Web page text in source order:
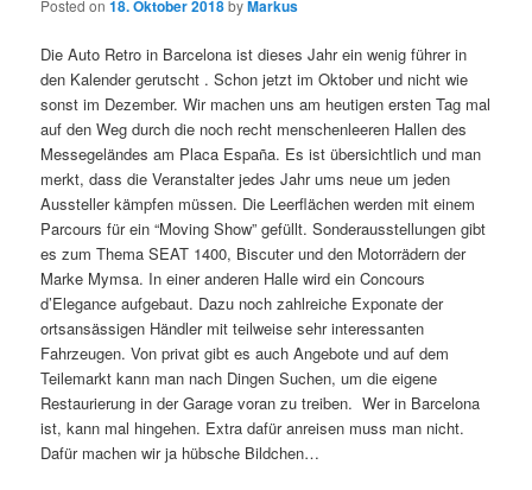
Posted on18. Oktober 2018byMarkus
Die Auto Retro in Barcelona ist dieses Jahr ein wenig führer in
den Kalender gerutscht . Schon jetzt im Oktober und nicht wie
sonst im Dezember. Wir machen uns am heutigen ersten Tag mal
auf den Weg durch die noch recht menschenleeren Hallen des
Messegeländes am Placa España. Es ist übersichtlich und man
merkt, dass die Veranstalter jedes Jahr ums neue um jeden
Aussteller kämpfen müssen. Die Leerflächen werden mit einem
Parcours für ein “Moving Show” gefüllt. Sonderausstellungen gibt
es zum Thema SEAT 1400, Biscuter und den Motorrädern der
Marke Mymsa. In einer anderen Halle wird ein Concours
d’Elegance aufgebaut. Dazu noch zahlreiche Exponate der
ortsansässigen Händler mit teilweise sehr interessanten
Fahrzeugen. Von privat gibt es auch Angebote und auf dem
Teilemarkt kann man nach Dingen Suchen, um die eigene
Restaurierung in der Garage voran zu treiben. Wer in Barcelona
ist, kann mal hingehen. Extra dafür anreisen muss man nicht.
Dafür machen wir ja hübsche Bildchen…